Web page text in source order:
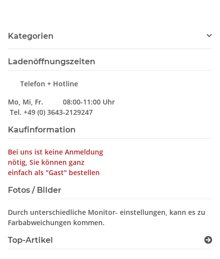
Kategorien
Ladenöffnungszeiten
Telefon + Hotline
Mo, Mi, Fr. 08:00-11:00 Uhr
Tel. +49 (0) 3643-2129247
Kaufinformation
Bei uns ist keine Anmeldung
nötig, Sie können ganz
einfach als "Gast" bestellen
Fotos / Bilder
Durch unterschiedliche Monitor- einstellungen, kann es zu
Farbabweichungen kommen.
Top-Artikel